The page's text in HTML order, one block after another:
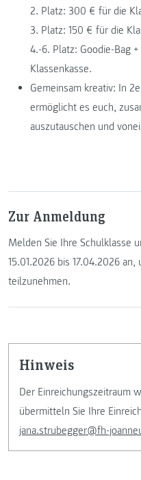
2. Platz: 300 € für die
3. Platz: 150 € für die
4.-6. Platz: Goodie-Bag
Klassenkasse.
Gemeinsam kreativ: In
ermöglicht es euch,
auszutauschen und
Zur Anmeldung
Melden Sie Ihre Schulklasse
15.01.2026 bis 17.04.2026
teilzunehmen.
Hinweis
Der Einreichungszeitraum
übermitteln Sie Ihre
jana.strubegger@fh-